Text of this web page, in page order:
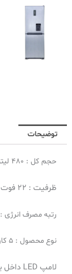
توضیحات
حجم کل : 480 لیتر
ظرفیت : 22 فوت
رتبه مصرف انرژی : A
نوع محصول : 5 کاره, کمبی
لامپ LED داخل یخچال